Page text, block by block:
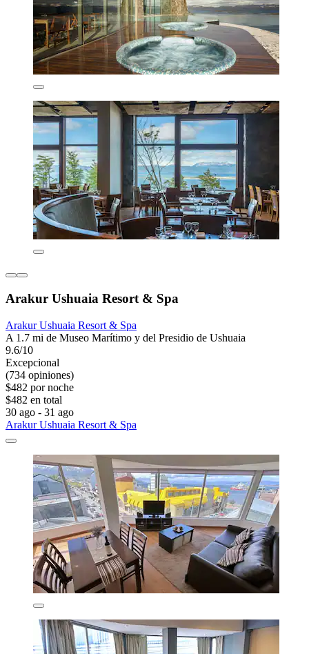
Arakur Ushuaia Resort & Spa
Arakur Ushuaia Resort & Spa
A 1.7 mi de Museo Marítimo y del Presidio de Ushuaia
9.6/10
Excepcional
(734 opiniones)
$482 por noche
$482 en total
30 ago - 31 ago
Arakur Ushuaia Resort & Spa